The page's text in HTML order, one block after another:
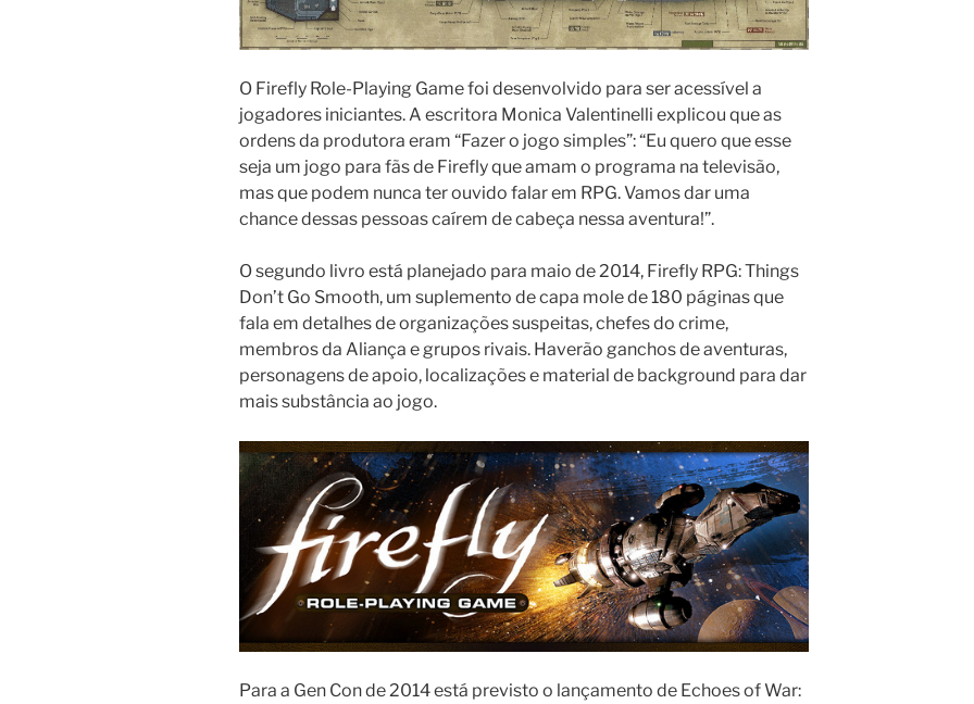
O Firefly Role-Playing Game foi desenvolvido para ser acessível a
jogadores iniciantes. A escritora Monica Valentinelli explicou que as
ordens da produtora eram “Fazer o jogo simples”: “Eu quero que esse
seja um jogo para fãs de Firefly que amam o programa na televisão,
mas que podem nunca ter ouvido falar em RPG. Vamos dar uma
chance dessas pessoas caírem de cabeça nessa aventura!”.
O segundo livro está planejado para maio de 2014, Firefly RPG: Things
Don’t Go Smooth, um suplemento de capa mole de 180 páginas que
fala em detalhes de organizações suspeitas, chefes do crime,
membros da Aliança e grupos rivais. Haverão ganchos de aventuras,
personagens de apoio, localizações e material de background para dar
mais substância ao jogo.
Para a Gen Con de 2014 está previsto o lançamento de Echoes of War: